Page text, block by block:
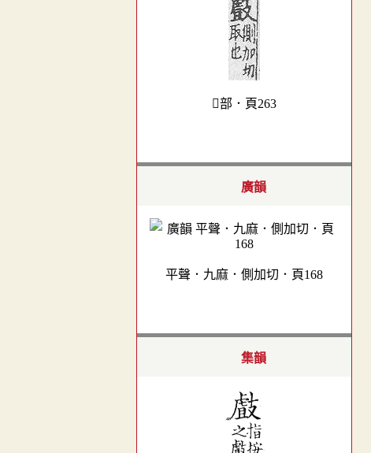
部．頁263
廣韻
平聲．九麻．側加切．頁168
集韻